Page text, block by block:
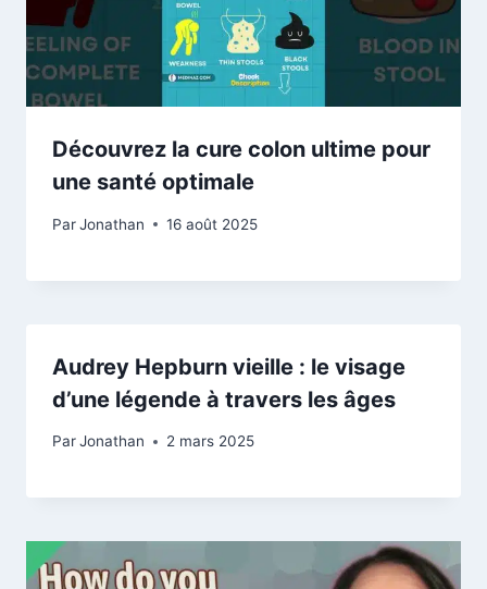
Découvrez la cure colon ultime pour
une santé optimale
ParJonathan 16 août 2025
Audrey Hepburn vieille : le visage
d’une légende à travers les âges
ParJonathan 2 mars 2025